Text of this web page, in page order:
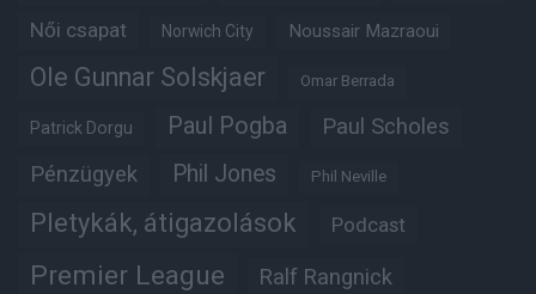
Női csapat Norwich City Noussair Mazraoui
Ole Gunnar Solskjaer Omar Berrada
Patrick Dorgu Paul Pogba Paul Scholes
Pénzügyek Phil Jones Phil Neville
Pletykák, átigazolások Podcast
Premier League Ralf Rangnick